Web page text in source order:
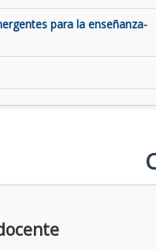
para la enseñanza-